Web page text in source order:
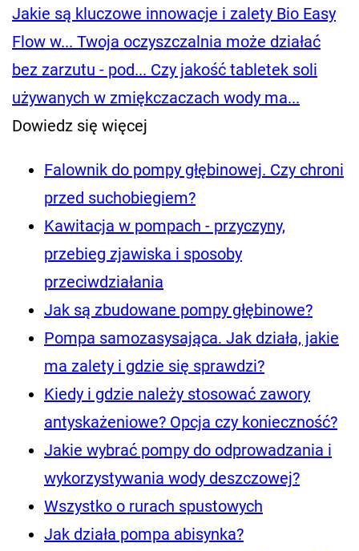
Jakie są kluczowe innowacje i zalety Bio Easy
Flow w... Twoja oczyszczalnia może działać
bez zarzutu - pod... Czy jakość tabletek soli
używanych w zmiękczaczach wody ma...
Dowiedz się więcej
Falownik do pompy głębinowej. Czy chroni
przed suchobiegiem?
Kawitacja w pompach - przyczyny,
przebieg zjawiska i sposoby
przeciwdziałania
Jak są zbudowane pompy głębinowe?
Pompa samozasysająca. Jak działa, jakie
ma zalety i gdzie się sprawdzi?
Kiedy i gdzie należy stosować zawory
antyskażeniowe? Opcja czy konieczność?
Jakie wybrać pompy do odprowadzania i
wykorzystywania wody deszczowej?
Wszystko o rurach spustowych
Jak działa pompa abisynka?